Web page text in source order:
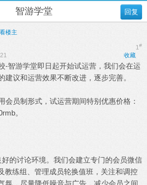
回复
智游学堂
楼主
1#
收藏
-智游学堂即日起开始试运营，我们会在运
建议和运营效果不断改进，逐步完善。
会员制形式，试运营期间特别优惠价格：
。
好的讨论环境。我们会建立专门的会员微信
教练组、管理成员轮换值班，关注和调控
氛，尽量降低噪音与广告，减少会员之间